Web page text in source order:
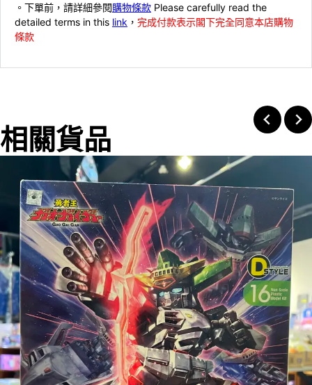
。下單前，請詳細參閱購物條款 Please carefully read the
detailed terms in this link ， 完成付款表示閣下完全同意本店購物
條款
相關貨品